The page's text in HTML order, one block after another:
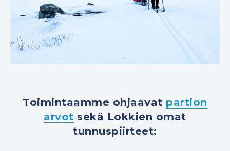
Toimintaamme ohjaavat partion
arvot sekä Lokkien omat
tunnuspiirteet: